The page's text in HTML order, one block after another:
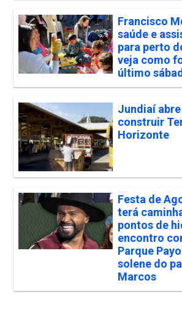
Francisco
saúde e
para perto
veja como
último
Jundiaí
construir
Horizonte
Festa de
terá
pontos de
encontro
Parque
solene do
Marcos